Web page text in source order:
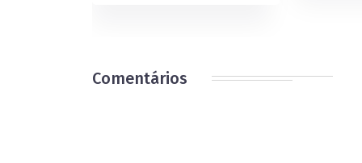
Comentários